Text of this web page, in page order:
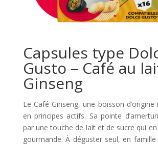
Capsules type
Gusto – Café au
Ginseng
Le Café Ginseng, une boisson d’origine
en principes actifs. Sa pointe
par une touche de lait et de sucre qui
gourmande. À déguster seul, en